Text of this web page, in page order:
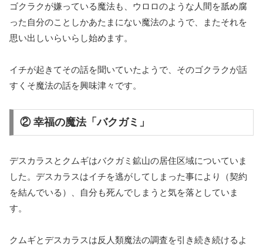
ゴクラクが嫌っている魔法も、ウロロのような人間を舐め腐
った自分のことしかあたまにない魔法のようで、またそれを
思い出しいらいらし始めます。
イチが起きてその話を聞いていたようで、そのゴクラクが話
すくそ魔法の話を興味津々です。
② 幸福の魔法「バクガミ」
デスカラスとクムギはバクガミ鉱山の居住区域についていま
した。デスカラスはイチを逃がしてしまった事により（契約
を結んでいる）、自分も死んでしまうと気を落としていま
す。
クムギとデスカラスは反人類魔法の調査を引き続き続けるよ